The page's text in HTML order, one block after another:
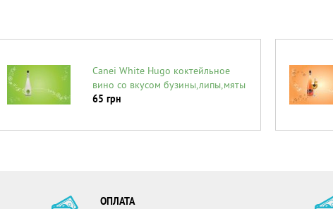
Canei White Hugo коктейльное
вино со вкусом бузины,липы,мяты
65 грн
ОПЛАТА